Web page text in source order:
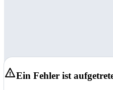
Ein Fehler ist